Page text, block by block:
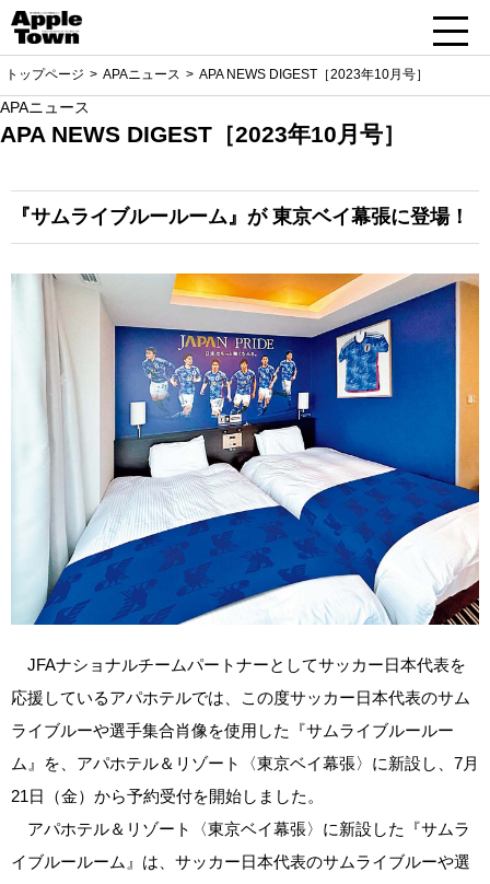
トップページ APAニュース APA NEWS DIGEST［2023年10月号］
APAニュース
APA NEWS DIGEST［2023年10月号］
『サムライブルールーム』が東京ベイ幕張に登場！
JFAナショナルチームパートナーとしてサッカー日本代表を
応援しているアパホテルでは、この度サッカー日本代表のサム
ライブルーや選手集合肖像を使用した『サムライブルールー
ム』を、アパホテル＆リゾート〈東京ベイ幕張〉に新設し、7月
21日（金）から予約受付を開始しました。
アパホテル＆リゾート〈東京ベイ幕張〉に新設した『サムラ
イブルールーム』は、サッカー日本代表のサムライブルーや選